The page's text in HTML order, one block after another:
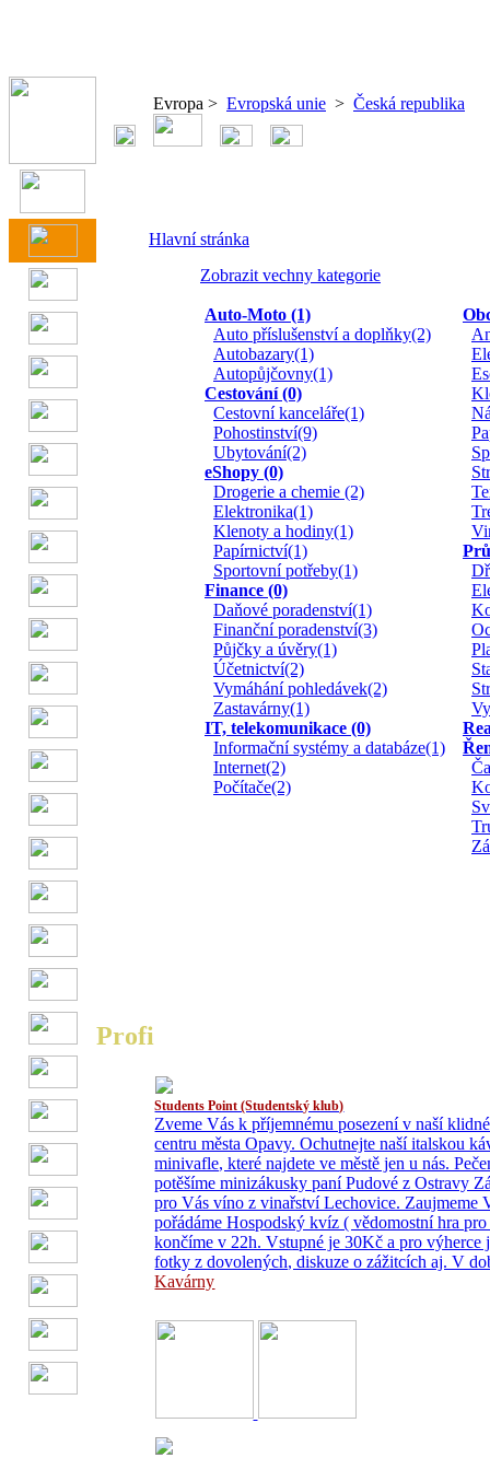
Evropa > Evropská unie > Česká republika
Hlavní stránka
Zobrazit vechny kategorie
Auto-Moto (1)
Auto příslušenství a doplňky(2)
Autobazary(1)
Autopůjčovny(1)
Cestování (0)
Cestovní kanceláře(1)
Pohostinství(9)
Ubytování(2)
eShopy (0)
Drogerie a chemie (2)
Elektronika(1)
Klenoty a hodiny(1)
Papírnictví(1)
Sportovní potřeby(1)
Finance (0)
Daňové poradenství(1)
Finanční poradenství(3)
Půjčky a úvěry(1)
Účetnictví(2)
Vymáhání pohledávek(2)
Zastavárny(1)
IT, telekomunikace (0)
Informační systémy a databáze(1)
Internet(2)
Počítače(2)
Profi
Students Point (Studentský klub)
Zveme Vás k příjemnému posezení v naší
centru města Opavy. Ochutnejte naší italskou
minivafle, které najdete ve městě jen u nás.
potěšíme minizákusky paní Pudové z Ostravy
pro Vás víno z vinařství Lechovice. Zaujmeme
pořádáme Hospodský kvíz ( vědomostní hra
končíme v 22h. Vstupné je 30Kč a pro výherce
fotky z dovolených, diskuze o zážitcích aj. V
Kavárny